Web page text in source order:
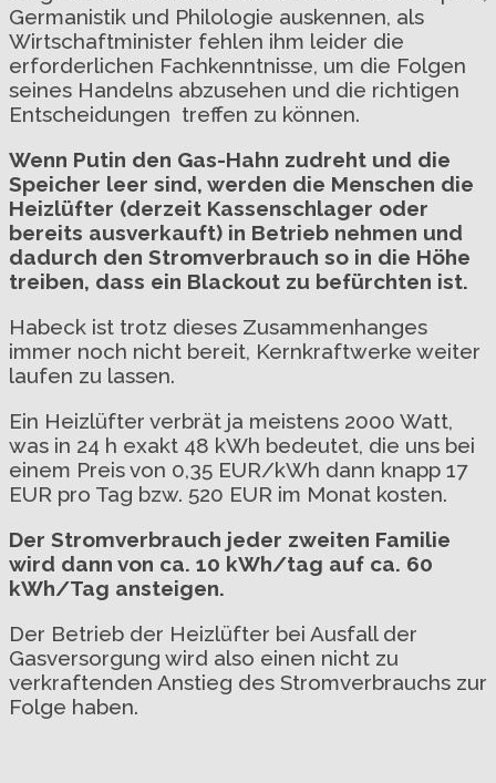
Germanistik und Philologie auskennen, als
Wirtschaftminister fehlen ihm leider die
erforderlichen Fachkenntnisse, um die Folgen
seines Handelns abzusehen und die richtigen
Entscheidungen treffen zu können.
Wenn Putin den Gas-Hahn zudreht und die
Speicher leer sind, werden die Menschen die
Heizlüfter (derzeit Kassenschlager oder
bereits ausverkauft) in Betrieb nehmen und
dadurch den Stromverbrauch so in die Höhe
treiben, dass ein Blackout zu befürchten ist.
Habeck ist trotz dieses Zusammenhanges
immer noch nicht bereit, Kernkraftwerke weiter
laufen zu lassen.
Ein Heizlüfter verbrät ja meistens 2000 Watt,
was in 24 h exakt 48 kWh bedeutet, die uns bei
einem Preis von 0,35 EUR/kWh dann knapp 17
EUR pro Tag bzw. 520 EUR im Monat kosten.
Der Stromverbrauch jeder zweiten Familie
wird dann von ca. 10 kWh/tag auf ca. 60
kWh/Tag ansteigen.
Der Betrieb der Heizlüfter bei Ausfall der
Gasversorgung wird also einen nicht zu
verkraftenden Anstieg des Stromverbrauchs zur
Folge haben.